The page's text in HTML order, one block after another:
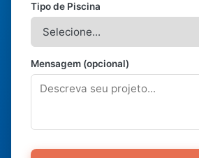
Tipo de Piscina
Mensagem (opcional)